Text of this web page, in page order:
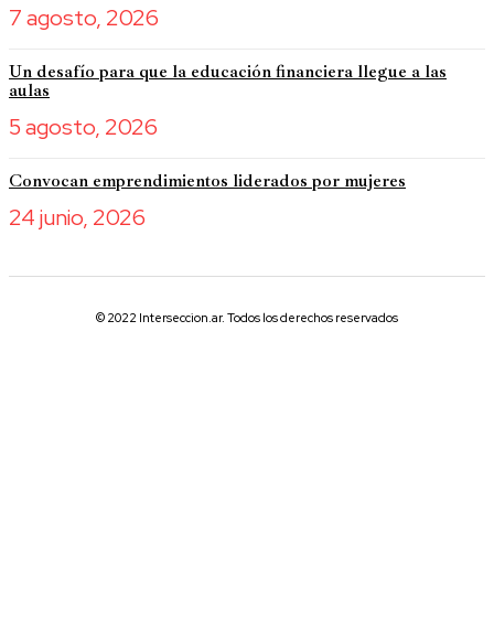
7 agosto, 2026
Un desafío para que la educación financiera llegue a las
aulas
5 agosto, 2026
Convocan emprendimientos liderados por mujeres
24 junio, 2026
© 2022 Interseccion.ar. Todos los derechos reservados